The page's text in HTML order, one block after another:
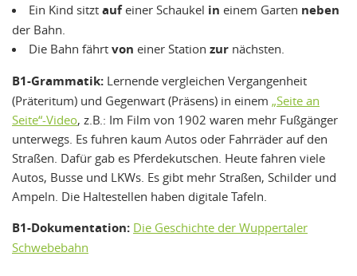
Ein Kind sitzt auf einer Schaukel in einem Garten neben
der Bahn.
Die Bahn fährt von einer Station zur nächsten.
B1-Grammatik: Lernende vergleichen Vergangenheit
(Präteritum) und Gegenwart (Präsens) in einem „Seite an
Seite“-Video, z.B.: Im Film von 1902 waren mehr Fußgänger
unterwegs. Es fuhren kaum Autos oder Fahrräder auf den
Straßen. Dafür gab es Pferdekutschen. Heute fahren viele
Autos, Busse und LKWs. Es gibt mehr Straßen, Schilder und
Ampeln. Die Haltestellen haben digitale Tafeln.
B1-Dokumentation: Die Geschichte der Wuppertaler
Schwebebahn